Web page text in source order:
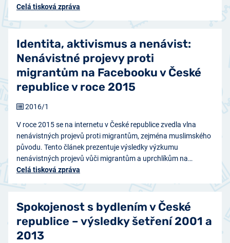
Celá tisková zpráva
Identita, aktivismus a nenávist:
Nenávistné projevy proti
migrantům na Facebooku v České
republice v roce 2015
V roce 2015 se na internetu v České republice zvedla vlna
nenávistných projevů proti migrantům, zejména muslimského
původu. Tento článek prezentuje výsledky výzkumu
nenávistných projevů vůči migrantům a uprchlíkům na…
Celá tisková zpráva
2016/1
Spokojenost s bydlením v České
republice – výsledky šetření 2001 a
2013